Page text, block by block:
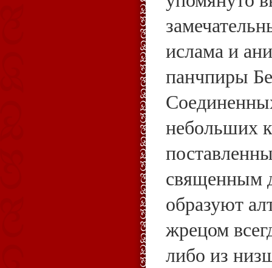
ислама и
панчпиры
небольших
священным
образуют
жрецом
либо из